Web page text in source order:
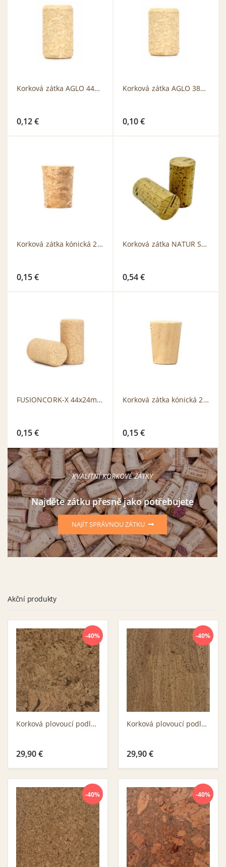
Korková zátka AGLO 44x23mm
0,12€
Korková zátka AGLO 38x23mm
0,10€
Korková zátka kónická 27×22/19mm AGLO
0,15€
Korková zátka NATUR SP TCA free 45x24mm SUPER LB Neutrum LV20
0,54€
FUSIONCORK-X 44x24mm TCA free
0,15€
Korková zátka kónická 27×21/18mm NATUR
0,15€
KVALITNÍ KORKOVÉ ZÁTKY
Najděte zátku přesně jako potřebujete
NAJÍT SPRÁVNOU ZÁTKU
Akční produkty
-40%
Korková plovoucí podlaha Jelinek CZ 3314 WNN B-selection
29,90€
-40%
Korková plovoucí podlaha Jelinek CZ 3150 WNN B-selection
29,90€
-40% -40%